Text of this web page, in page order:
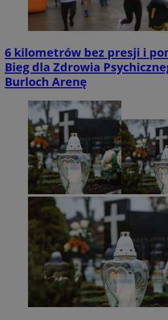
6 kilometrów bez presji i
Bieg dla Zdrowia
Burloch Arenę